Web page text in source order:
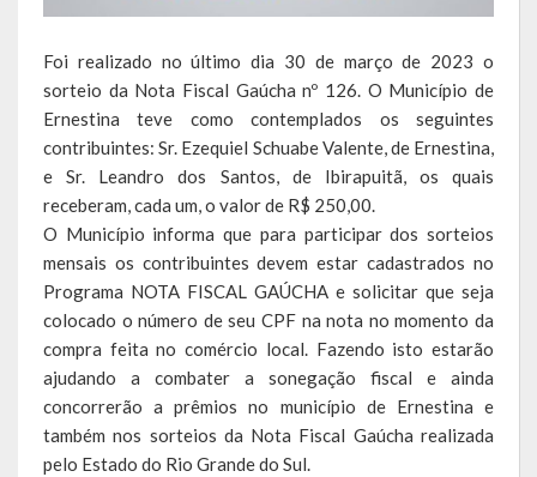
Escola Municipal De Ensino Fundamental Educarte
Escola Municipal De Ensino Fundamental João Alfredo Sachser
Escola Municipal De Ensino Fundamental Osvaldo Cruz
Agricultura
Fazenda
Obras e Viação
Saúde
Foi realizado no último dia 30 de março de 2023 o
sorteio da Nota Fiscal Gaúcha nº 126. O Município de
Ernestina teve como contemplados os seguintes
contribuintes: Sr. Ezequiel Schuabe Valente, de Ernestina,
e Sr. Leandro dos Santos, de Ibirapuitã, os quais
receberam, cada um, o valor de R$ 250,00.
O Município informa que para participar dos sorteios
mensais os contribuintes devem estar cadastrados no
Programa NOTA FISCAL GAÚCHA e solicitar que seja
colocado o número de seu CPF na nota no momento da
compra feita no comércio local. Fazendo isto estarão
ajudando a combater a sonegação fiscal e ainda
concorrerão a prêmios no município de Ernestina e
também nos sorteios da Nota Fiscal Gaúcha realizada
pelo Estado do Rio Grande do Sul.